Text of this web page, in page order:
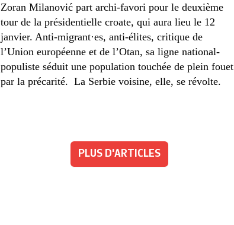
Zoran Milanović part archi-favori pour le deuxième
tour de la présidentielle croate, qui aura lieu le 12
janvier. Anti-migrant·es, anti-élites, critique de
l’Union européenne et de l’Otan, sa ligne national-
populiste séduit une population touchée de plein fouet
par la précarité. La Serbie voisine, elle, se révolte.
PLUS D'ARTICLES